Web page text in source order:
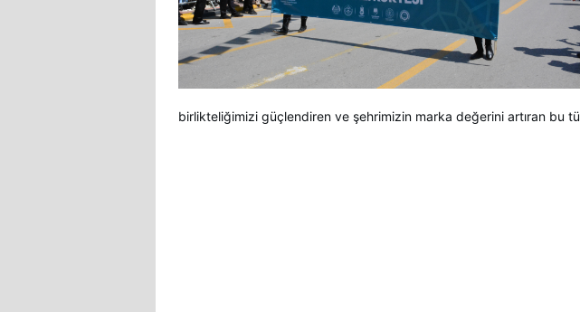
birlikteliğimizi güçlendiren ve şehrimizin marka değerini artıran bu